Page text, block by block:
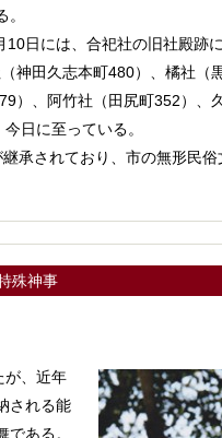
日には、合祀社の旧社殿跡
神田久志本町480）、橘社（
）、阿竹社（田尻町352）、
日に至っている。
承されており、市の無形民俗
殊神事
が、近年
される能
ある。